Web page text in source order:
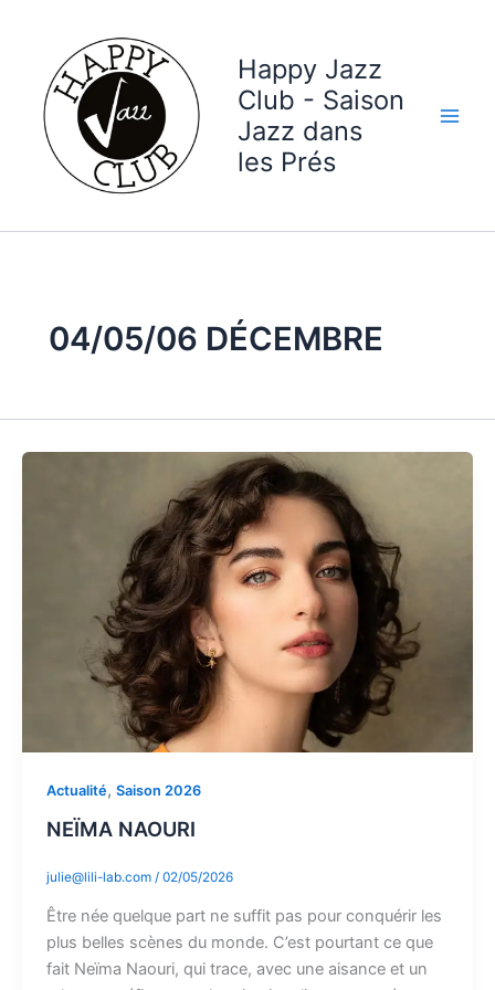
contenu
Happy Jazz
Club - Saison
Jazz dans
les Prés
04/05/06 DÉCEMBRE
Actualité, Saison 2026
NEÏMA NAOURI
julie@lili-lab.com / 02/05/2026
Être née quelque part ne suffit pas pour conquérir les
plus belles scènes du monde. C’est pourtant ce que
fait Neïma Naouri, qui trace, avec une aisance et un